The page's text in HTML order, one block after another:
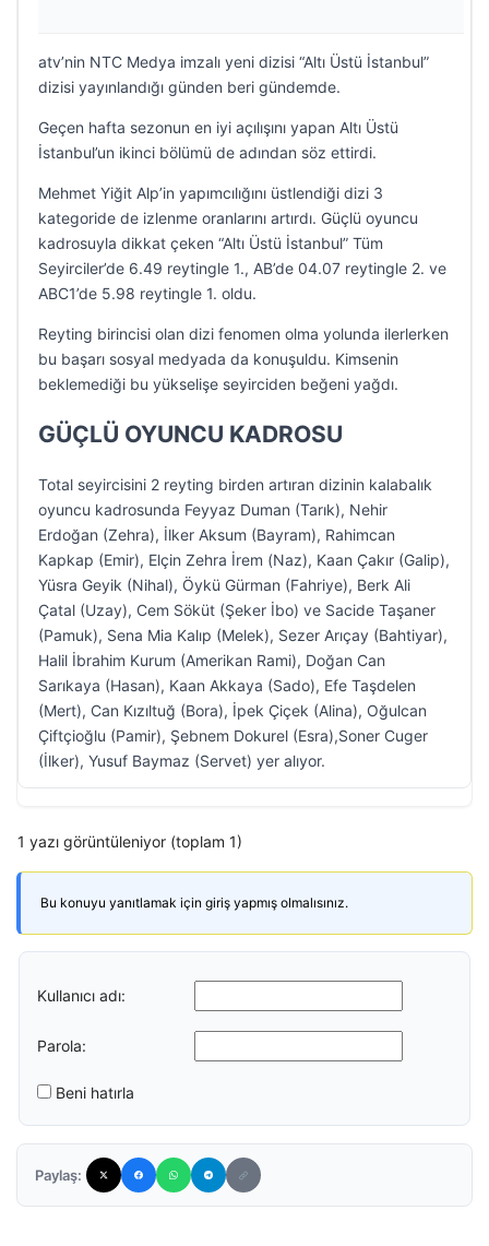
atv’nin NTC Medya imzalı yeni dizisi “Altı Üstü İstanbul”
dizisi yayınlandığı günden beri gündemde.
Geçen hafta sezonun en iyi açılışını yapan Altı Üstü
İstanbul’un ikinci bölümü de adından söz ettirdi.
Mehmet Yiğit Alp’in yapımcılığını üstlendiği dizi 3
kategoride de izlenme oranlarını artırdı. Güçlü oyuncu
kadrosuyla dikkat çeken “Altı Üstü İstanbul” Tüm
Seyirciler’de 6.49 reytingle 1., AB’de 04.07 reytingle 2. ve
ABC1’de 5.98 reytingle 1. oldu.
Reyting birincisi olan dizi fenomen olma yolunda ilerlerken
bu başarı sosyal medyada da konuşuldu. Kimsenin
beklemediği bu yükselişe seyirciden beğeni yağdı.
GÜÇLÜ OYUNCU KADROSU
Total seyircisini 2 reyting birden artıran dizinin kalabalık
oyuncu kadrosunda Feyyaz Duman (Tarık), Nehir
Erdoğan (Zehra), İlker Aksum (Bayram), Rahimcan
Kapkap (Emir), Elçin Zehra İrem (Naz), Kaan Çakır (Galip),
Yüsra Geyik (Nihal), Öykü Gürman (Fahriye), Berk Ali
Çatal (Uzay), Cem Söküt (Şeker İbo) ve Sacide Taşaner
(Pamuk), Sena Mia Kalıp (Melek), Sezer Arıçay (Bahtiyar),
Halil İbrahim Kurum (Amerikan Rami), Doğan Can
Sarıkaya (Hasan), Kaan Akkaya (Sado), Efe Taşdelen
(Mert), Can Kızıltuğ (Bora), İpek Çiçek (Alina), Oğulcan
Çiftçioğlu (Pamir), Şebnem Dokurel (Esra),Soner Cuger
(İlker), Yusuf Baymaz (Servet) yer alıyor.
1 yazı görüntüleniyor (toplam 1)
Bu konuyu yanıtlamak için giriş yapmış olmalısınız.
Kullanıcı adı:
Parola:
Beni hatırla
Paylaş: